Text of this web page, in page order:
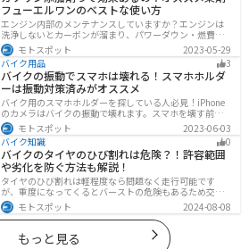
フューエルワンのベストな使い方
エンジン内部のメンテナンスしていますか？エンジンは
洗浄しないとカーボンが溜まり、パワーダウン・燃費の
悪化、燃焼以上、エンジンの焼き付きなどのトラブルの
原因になります。定期的にガソリン添加剤を入れてエン
ジン内部も綺麗にしましょう。
モトスポット
2023-05-29
バイク用品
3
バイクの振動でスマホは壊れる！スマホホルダ
ーは振動対策済みがオススメ
バイク用のスマホホルダーを探している人必見！iPhone
のカメラはバイクの振動で壊れます。スマホを壊す前
に、振動対策がされたスマホホルダーを使うようにしま
しょう。カメラを壊さないための4つの方法とオススメの
スマホホルダーを紹介します。
モトスポット
2023-06-03
バイク知識
0
バイクのタイヤのひび割れは危険？！許容範囲
や劣化を防ぐ方法も解説！
タイヤのひび割れは軽程度なら問題なく走行可能です
が、重度になってくるとバーストの危険もあるため交換
が必要です。どの程度なら大丈夫なのか、タイヤのひび
割れを防ぐ方法などまとめました。快適安全にバイクに
乗るためにもしっかりとチェックしておきましょう。
モトスポット 2024-08-08
もっと見る